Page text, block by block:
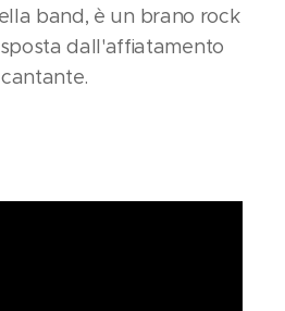
band, è un brano rock
dall'affiatamento